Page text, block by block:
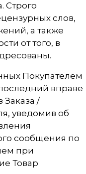
Строго
слов,
а также
от того, в
Покупателем
вправе
Заказа /
уведомив об
сообщения по
при
Товар